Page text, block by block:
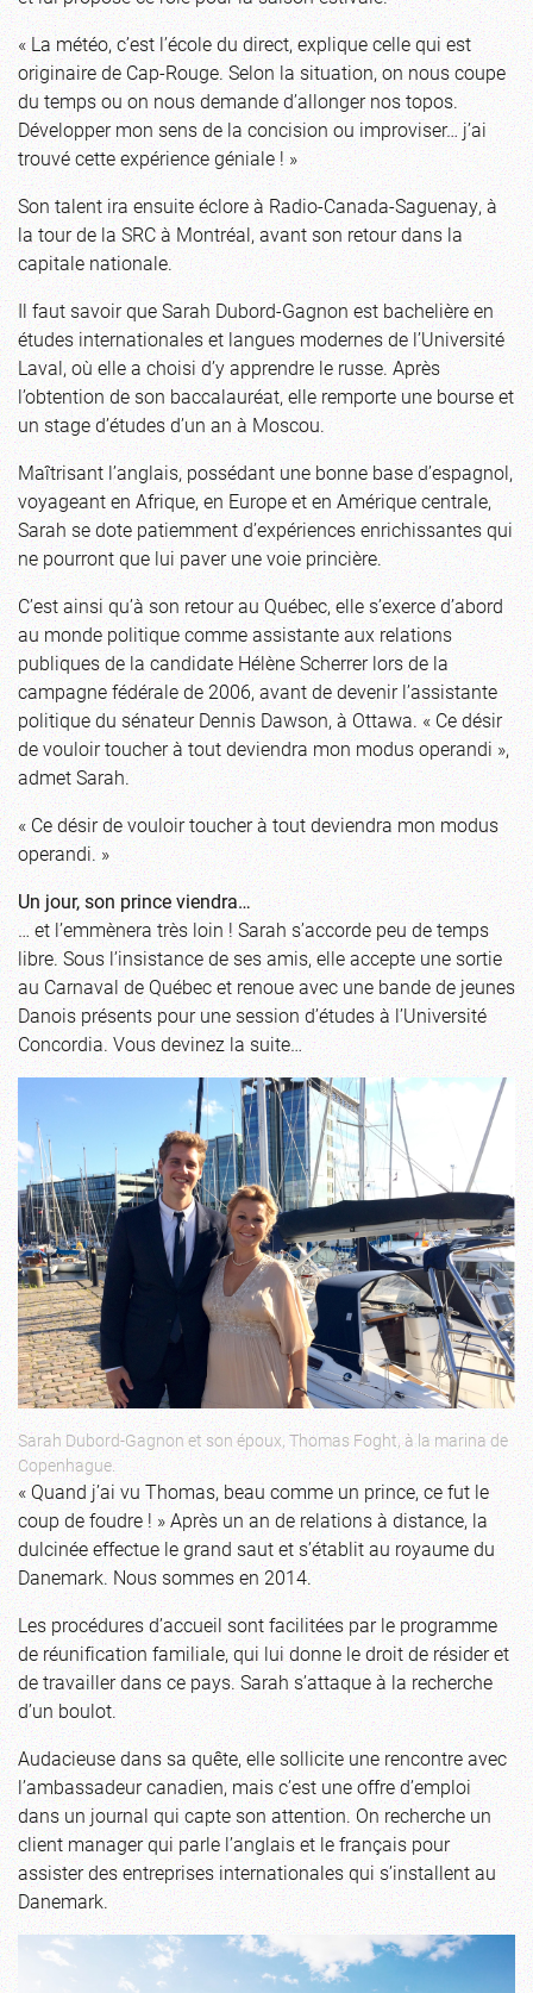
« La météo, c’est l’école du direct, explique celle qui est
originaire de Cap-Rouge. Selon la situation, on nous coupe
du temps ou on nous demande d’allonger nos topos.
Développer mon sens de la concision ou improviser… j’ai
trouvé cette expérience géniale ! »
Son talent ira ensuite éclore à Radio-Canada-Saguenay, à
la tour de la SRC à Montréal, avant son retour dans la
capitale nationale.
Il faut savoir que Sarah Dubord-Gagnon est bachelière en
études internationales et langues modernes de l’Université
Laval, où elle a choisi d’y apprendre le russe. Après
l’obtention de son baccalauréat, elle remporte une bourse et
un stage d’études d’un an à Moscou.
Maîtrisant l’anglais, possédant une bonne base d’espagnol,
voyageant en Afrique, en Europe et en Amérique centrale,
Sarah se dote patiemment d’expériences enrichissantes qui
ne pourront que lui paver une voie princière.
C’est ainsi qu’à son retour au Québec, elle s’exerce d’abord
au monde politique comme assistante aux relations
publiques de la candidate Hélène Scherrer lors de la
campagne fédérale de 2006, avant de devenir l’assistante
politique du sénateur Dennis Dawson, à Ottawa. « Ce désir
de vouloir toucher à tout deviendra mon modus operandi »,
admet Sarah.
« Ce désir de vouloir toucher à tout deviendra mon modus
operandi. »
Un jour, son prince viendra…
… et l’emmènera très loin ! Sarah s’accorde peu de temps
libre. Sous l’insistance de ses amis, elle accepte une sortie
au Carnaval de Québec et renoue avec une bande de jeunes
Danois présents pour une session d’études à l’Université
Concordia. Vous devinez la suite…
Sarah Dubord-Gagnon et son époux, Thomas Foght, à la marina de
Copenhague.
« Quand j’ai vu Thomas, beau comme un prince, ce fut le
coup de foudre ! » Après un an de relations à distance, la
dulcinée effectue le grand saut et s’établit au royaume du
Danemark. Nous sommes en 2014.
Les procédures d’accueil sont facilitées par le programme
de réunification familiale, qui lui donne le droit de résider et
de travailler dans ce pays. Sarah s’attaque à la recherche
d’un boulot.
Audacieuse dans sa quête, elle sollicite une rencontre avec
l’ambassadeur canadien, mais c’est une offre d’emploi
dans un journal qui capte son attention. On recherche un
client manager qui parle l’anglais et le français pour
assister des entreprises internationales qui s’installent au
Danemark.